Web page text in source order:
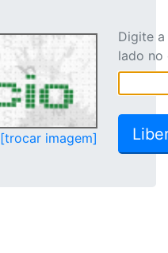
[trocar imagem]
Digite
lado no